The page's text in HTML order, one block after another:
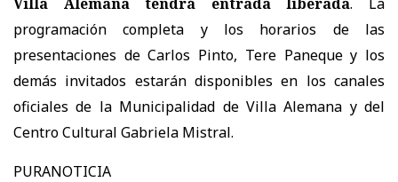
programación completa y los horarios de las
presentaciones de Carlos Pinto, Tere Paneque y los
demás invitados estarán disponibles en los canales
oficiales de la Municipalidad de Villa Alemana y del
Centro Cultural Gabriela Mistral.
PURANOTICIA